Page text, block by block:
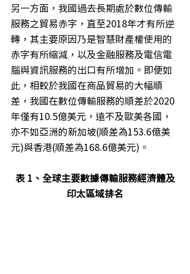
另一方面，我國過去長期處於數位傳輸
服務之貿易赤字，直至2018年才有所逆
轉，其主要原因乃是智慧財產權使用的
赤字有所縮減，以及金融服務及電信電
腦與資訊服務的出口有所增加。即便如
此，相較於我國在商品貿易的大幅順
差，我國在數位傳輸服務的順差於2020
年僅有10.5億美元，遠不及歐美各國，
亦不如亞洲的新加坡(順差為153.6億美
元)與香港(順差為168.6億美元)。
表 1、全球主要數據傳輸服務經濟體及
印太區域排名